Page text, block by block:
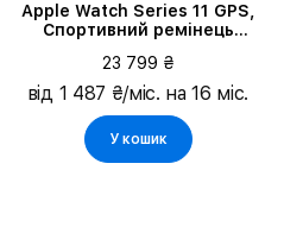
Apple Watch Series 11 GPS,
Спортивний ремінець
46mm, Space Grey
Aluminium
23 799 ₴
від 1 487 ₴/міс. на 16 міс.
У кошик